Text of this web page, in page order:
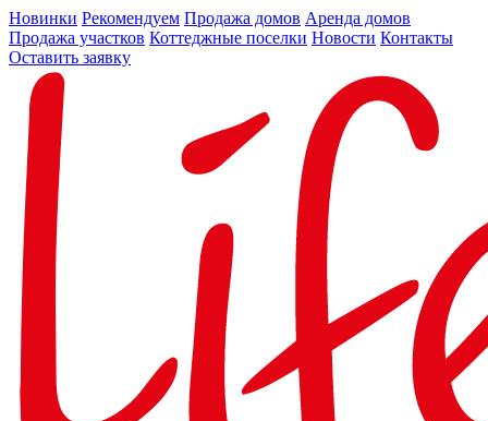
Новинки Рекомендуем Продажа домов Аренда домов
Продажа участков Коттеджные поселки Новости Контакты
Оставить заявку